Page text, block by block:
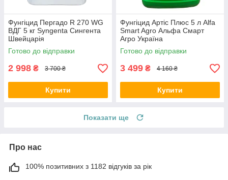
Фунгіцид Пергадо R 270 WG
ВДГ 5 кг Syngenta Сингента
Швейцарія
Готово до відправки
2 998 ₴ 3 700 ₴
Купити
Фунгіцид Артіс Плюс 5 л Alfa
Smart Agro Альфа Смарт
Агро Україна
Готово до відправки
3 499 ₴ 4 160 ₴
Купити
Показати ще
Про нас
100% позитивних з 1182 відгуків за рік